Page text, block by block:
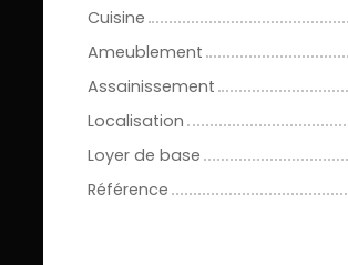
Cuisine
Ameublement
Assainissement
Localisation
Loyer de base
Référence